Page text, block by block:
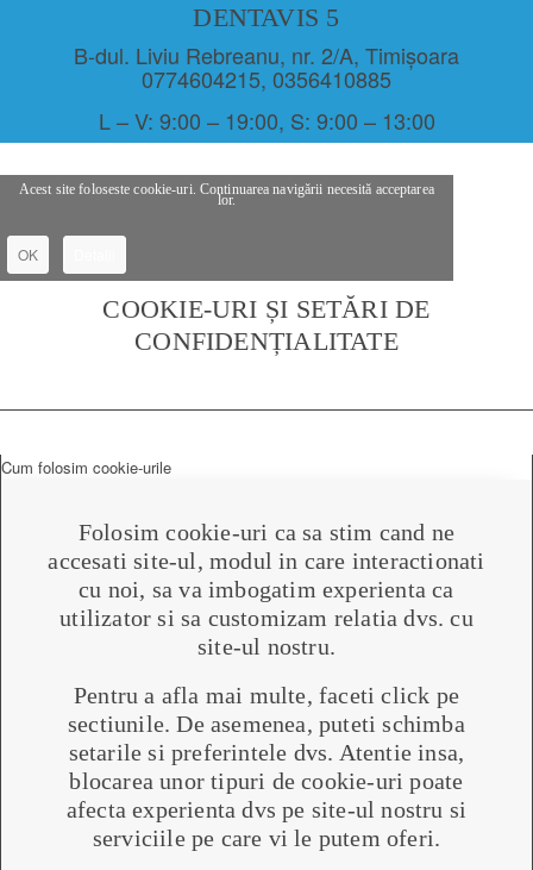
DENTAVIS 5
B-dul. Liviu Rebreanu, nr. 2/A, Timișoara
0774604215, 0356410885
L – V: 9:00 – 19:00, S: 9:00 – 13:00
Acest site foloseste cookie-uri. Continuarea navigării necesită acceptarea
lor.
OK
COOKIE-URI ȘI SETĂRI DE
CONFIDENȚIALITATE
Cum folosim cookie-urile
Folosim cookie-uri ca sa stim cand ne
accesati site-ul, modul in care interactionati
cu noi, sa va imbogatim experienta ca
utilizator si sa customizam relatia dvs. cu
site-ul nostru.
Pentru a afla mai multe, faceti click pe
sectiunile. De asemenea, puteti schimba
setarile si preferintele dvs. Atentie insa,
blocarea unor tipuri de cookie-uri poate
afecta experienta dvs pe site-ul nostru si
serviciile pe care vi le putem oferi.